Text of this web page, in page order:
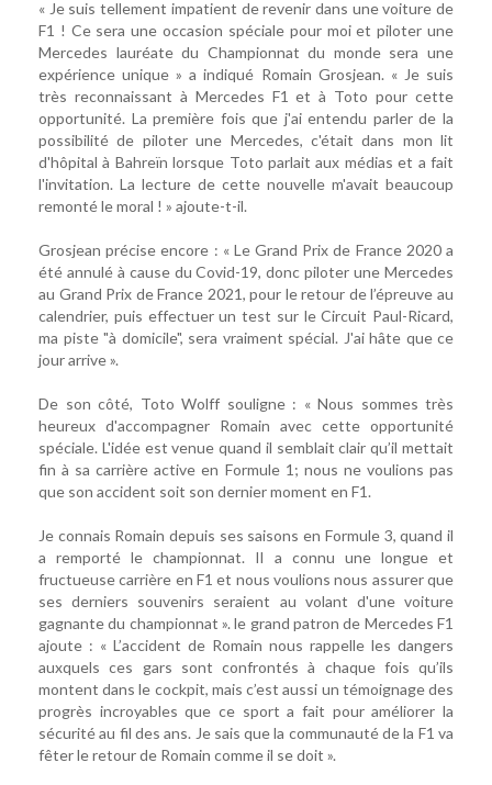
« Je suis tellement impatient de revenir dans une voiture de
F1 ! Ce sera une occasion spéciale pour moi et piloter une
Mercedes lauréate du Championnat du monde sera une
expérience unique » a indiqué Romain Grosjean. « Je suis
très reconnaissant à Mercedes F1 et à Toto pour cette
opportunité. La première fois que j'ai entendu parler de la
possibilité de piloter une Mercedes, c'était dans mon lit
d'hôpital à Bahreïn lorsque Toto parlait aux médias et a fait
l'invitation. La lecture de cette nouvelle m'avait beaucoup
remonté le moral ! » ajoute-t-il.
Grosjean précise encore : « Le Grand Prix de France 2020 a
été annulé à cause du Covid-19, donc piloter une Mercedes
au Grand Prix de France 2021, pour le retour de l’épreuve au
calendrier, puis effectuer un test sur le Circuit Paul-Ricard,
ma piste "à domicile", sera vraiment spécial. J'ai hâte que ce
jour arrive ».
De son côté, Toto Wolff souligne : « Nous sommes très
heureux d'accompagner Romain avec cette opportunité
spéciale. L'idée est venue quand il semblait clair qu’il mettait
fin à sa carrière active en Formule 1; nous ne voulions pas
que son accident soit son dernier moment en F1.
Je connais Romain depuis ses saisons en Formule 3, quand il
a remporté le championnat. Il a connu une longue et
fructueuse carrière en F1 et nous voulions nous assurer que
ses derniers souvenirs seraient au volant d'une voiture
gagnante du championnat ». le grand patron de Mercedes F1
ajoute : « L’accident de Romain nous rappelle les dangers
auxquels ces gars sont confrontés à chaque fois qu’ils
montent dans le cockpit, mais c’est aussi un témoignage des
progrès incroyables que ce sport a fait pour améliorer la
sécurité au fil des ans. Je sais que la communauté de la F1 va
fêter le retour de Romain comme il se doit ».